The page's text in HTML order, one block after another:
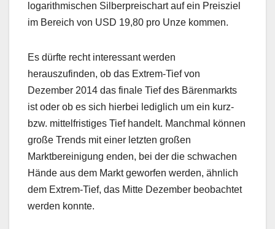
logarithmischen Silberpreischart auf ein Preisziel
im Bereich von USD 19,80 pro Unze kommen.
Es dürfte recht interessant werden
herauszufinden, ob das Extrem-Tief von
Dezember 2014 das finale Tief des Bärenmarkts
ist oder ob es sich hierbei lediglich um ein kurz-
bzw. mittelfristiges Tief handelt. Manchmal können
große Trends mit einer letzten großen
Marktbereinigung enden, bei der die schwachen
Hände aus dem Markt geworfen werden, ähnlich
dem Extrem-Tief, das Mitte Dezember beobachtet
werden konnte.